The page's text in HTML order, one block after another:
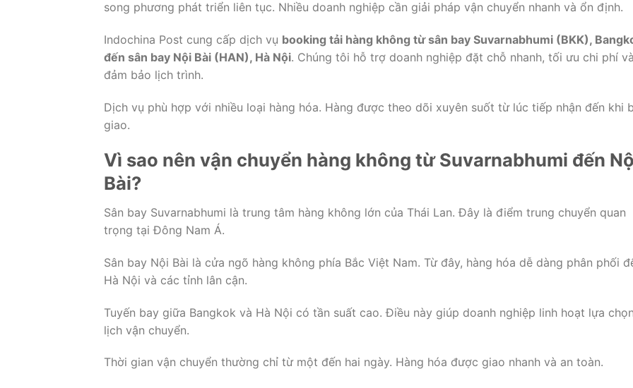
song phương phát triển liên tục. Nhiều doanh nghiệp cần giải pháp vận chuyển nhanh và ổn định.
Indochina Post cung cấp dịch vụ booking tải hàng không từ sân bay Suvarnabhumi (BKK),
đến sân bay Nội Bài (HAN), Hà Nội. Chúng tôi hỗ trợ doanh nghiệp đặt chỗ nhanh, tối ưu chi phí
đảm bảo lịch trình.
Dịch vụ phù hợp với nhiều loại hàng hóa. Hàng được theo dõi xuyên suốt từ lúc tiếp nhận đến khi
giao.
Vì sao nên vận chuyển hàng không từ Suvarnabhumi đến
Bài?
Sân bay Suvarnabhumi là trung tâm hàng không lớn của Thái Lan. Đây là điểm trung chuyển quan
trọng tại Đông Nam Á.
Sân bay Nội Bài là cửa ngõ hàng không phía Bắc Việt Nam. Từ đây, hàng hóa dễ dàng phân phối
Hà Nội và các tỉnh lân cận.
Tuyến bay giữa Bangkok và Hà Nội có tần suất cao. Điều này giúp doanh nghiệp linh hoạt lựa
lịch vận chuyển.
Thời gian vận chuyển thường chỉ từ một đến hai ngày. Hàng hóa được giao nhanh và an toàn.